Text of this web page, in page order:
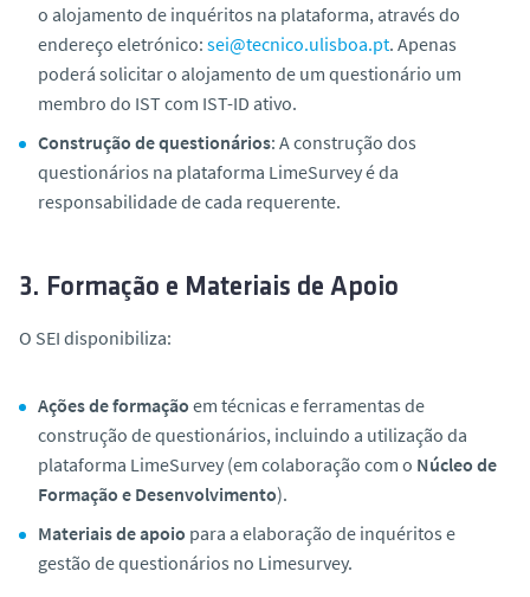
o alojamento de inquéritos na plataforma, através do
endereço eletrónico: sei@tecnico.ulisboa.pt. Apenas
poderá solicitar o alojamento de um questionário um
membro do IST com IST-ID ativo.
Construção de questionários: A construção dos
questionários na plataforma LimeSurvey é da
responsabilidade de cada requerente.
3. Formação e Materiais de Apoio
O SEI disponibiliza:
Ações de formação em técnicas e ferramentas de
construção de questionários, incluindo a utilização da
plataforma LimeSurvey (em colaboração com o Núcleo de
Formação e Desenvolvimento).
Materiais de apoio para a elaboração de inquéritos e
gestão de questionários no Limesurvey.